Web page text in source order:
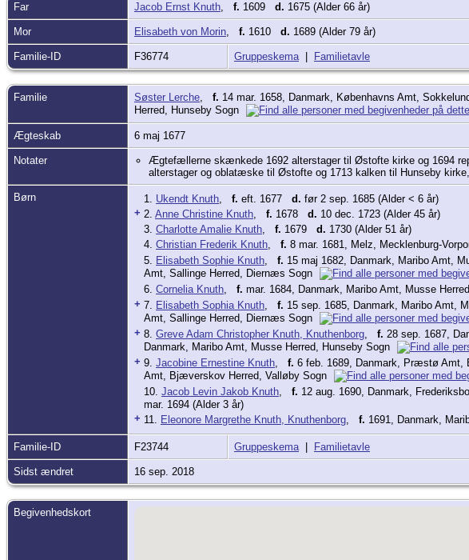
Far Jacob Ernst Knuth, f. 1609 d. 1675 (Alder 66 år)
Mor Elisabeth von Morin, f. 1610 d. 1689 (Alder 79 år)
Familie-ID F36774 Gruppeskema| Familietavle
Familie Søster Lerche, f. 14 mar. 1658, Danmark, Københavns Amt,
Herred, Hunseby Sogn
Ægteskab 6 maj 1677
Notater
Ægtefællerne skænkede 1692 alterstager til Østofte kirke og 1694
alterstager og oblatæske til Østofte og 1713 kalken til Hunseby
Børn 1. Ukendt Knuth, f. eft. 1677 d. før 2 sep. 1685 (Alder < 6 år)
+ 2. Anne Christine Knuth, f. 1678 d. 10 dec. 1723 (Alder 45 år)
3. Charlotte Amalie Knuth, f. 1679 d. 1730 (Alder 51 år)
4. Christian Frederik Knuth, f. 8 mar. 1681, Melz, Mecklenburg-
5. Elisabeth Sophie Knuth, f. 15 maj 1682, Danmark, Maribo Amt,
Amt, Sallinge Herred, Diernæs Sogn
6. Cornelia Knuth, f. mar. 1684, Danmark, Maribo Amt, Musse
+ 7. Elisabeth Sophia Knuth, f. 15 sep. 1685, Danmark, Maribo Amt,
Amt, Sallinge Herred, Diernæs Sogn
+ 8. Greve Adam Christopher Knuth, Knuthenborg, f. 28 sep. 1687,
Danmark, Maribo Amt, Musse Herred, Hunseby Sogn
+ 9. Jacobine Ernestine Knuth, f. 6 feb. 1689, Danmark, Præstø Amt,
Amt, Bjæverskov Herred, Valløby Sogn
10. Jacob Levin Jakob Knuth, f. 12 aug. 1690, Danmark,
mar. 1694 (Alder 3 år)
+ 11. Eleonore Margrethe Knuth, Knuthenborg, f. 1691, Danmark,
Familie-ID F23744 Gruppeskema| Familietavle
Sidst ændret 16 sep. 2018
Begivenhedskort